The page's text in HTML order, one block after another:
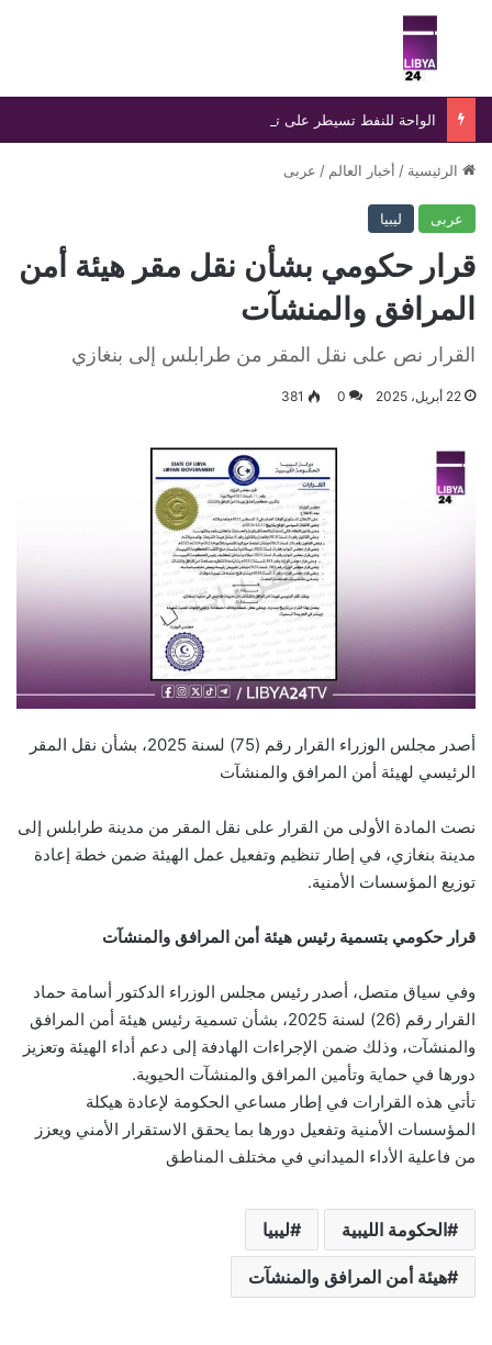
بحث عن
الرئيسية / أخبار العالم / عربى
عربى ليبيا
قرار حكومي بشأن نقل مقر هيئة أمن
المرافق والمنشآت
القرار نص على نقل المقر من طرابلس إلى بنغازي
22 أبريل، 2025 0
381
أصدر مجلس الوزراء القرار رقم (75) لسنة 2025، بشأن نقل المقر
الرئيسي لهيئة أمن المرافق والمنشآت
نصت المادة الأولى من القرار على نقل المقر من مدينة طرابلس إلى
مدينة بنغازي، في إطار تنظيم وتفعيل عمل الهيئة ضمن خطة إعادة
توزيع المؤسسات الأمنية.
قرار حكومي بتسمية رئيس هيئة أمن المرافق والمنشآت
وفي سياق متصل، أصدر رئيس مجلس الوزراء الدكتور أسامة حماد
القرار رقم (26) لسنة 2025، بشأن تسمية رئيس هيئة أمن المرافق
والمنشآت، وذلك ضمن الإجراءات الهادفة إلى دعم أداء الهيئة وتعزيز
دورها في حماية وتأمين المرافق والمنشآت الحيوية.
تأتي هذه القرارات في إطار مساعي الحكومة لإعادة هيكلة
المؤسسات الأمنية وتفعيل دورها بما يحقق الاستقرار الأمني ويعزز
من فاعلية الأداء الميداني في مختلف المناطق
الحكومة الليبية ليبيا
هيئة أمن المرافق والمنشآت